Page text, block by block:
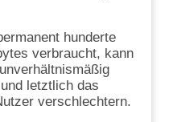
hunderte
verbraucht, kann
letztlich das
verschlechtern.